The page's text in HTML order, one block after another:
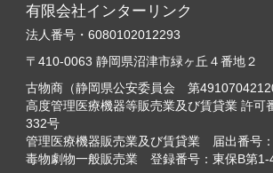
有限会社インターリンク
法人番号・6080102012293
〒410-0063 静岡県沼津市緑ヶ丘４番地２
古物商（静岡県公安委員会 第
高度管理医療機器等販売業及び賃貸業 許可
332号
管理医療機器販売業及び賃貸業 届出番号
毒物劇物一般販売業 登録番号：東保B第1-